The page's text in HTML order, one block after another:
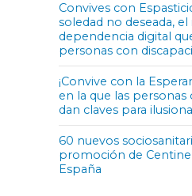
Convives con
soledad no deseada,
dependencia digital
personas con
¡Convive con la
en la que las personas
dan claves para
60 nuevos
promoción de
España